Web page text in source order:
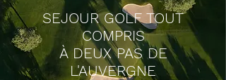
SEJOUR GOLF TOUT
COMPRIS
À DEUX PAS DE
L'AUVERGNE